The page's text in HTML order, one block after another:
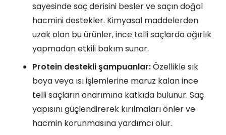
sayesinde saç derisini besler ve saçın doğal
hacmini destekler. Kimyasal maddelerden
uzak olan bu ürünler, ince telli saçlarda ağırlık
yapmadan etkili bakım sunar.
Protein destekli şampuanlar:Özellikle sık
boya veya ısı işlemlerine maruz kalan ince
telli saçların onarımına katkıda bulunur. Saç
yapısını güçlendirerek kırılmaları önler ve
hacmin korunmasına yardımcı olur.